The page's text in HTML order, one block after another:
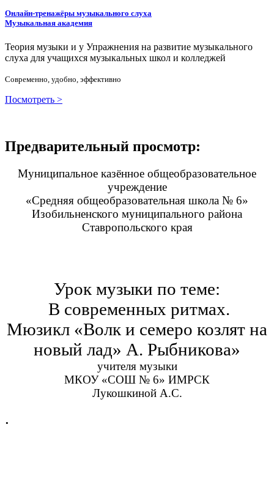
Онлайн-тренажёры музыкального слуха
Музыкальная академия
Теория музыки и у Упражнения на развитие музыкального
слуха для учащихся музыкальных школ и колледжей
Современно, удобно, эффективно
Посмотреть >
Предварительный просмотр:
Муниципальное казённое общеобразовательное
учреждение
«Средняя общеобразовательная школа № 6»
Изобильненского муниципального района
Ставропольского края
Урок музыки по теме:
В современных ритмах.
Мюзикл «Волк и семеро козлят на
новый лад» А. Рыбникова»
учителя музыки
МКОУ «СОШ № 6» ИМРСК
Лукошкиной А.С.
.